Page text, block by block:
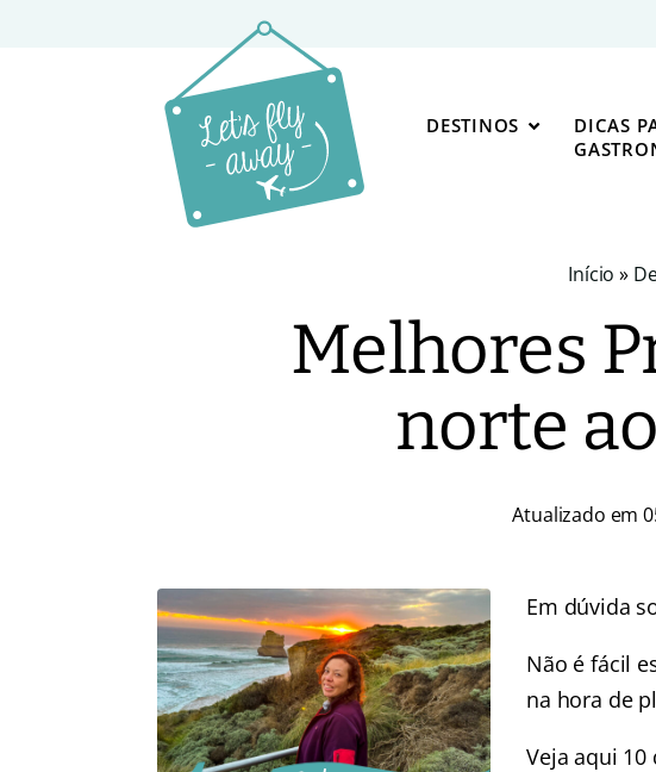
DESTINOS
DICAS
Início »
Melhores
norte
Atualizado em
Em dúvida
Não é fácil
na hora de
Veja aqui